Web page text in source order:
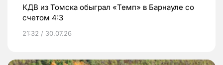
КДВ из Томска обыграл «Темп» в Барнауле со
счетом 4:3
21:32 / 30.07.26